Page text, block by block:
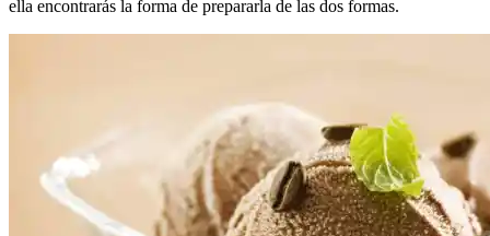
ella encontrarás la forma de prepararla de las dos formas.